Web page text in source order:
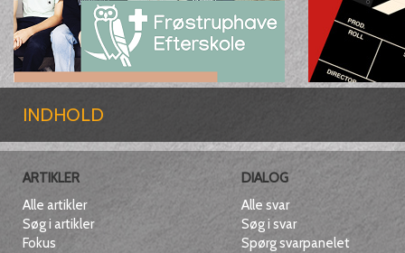
INDHOLD
ARTIKLER
Alle artikler
Søg i artikler
Fokus
DIALOG
Alle svar
Søg i svar
Spørg svarpanelet